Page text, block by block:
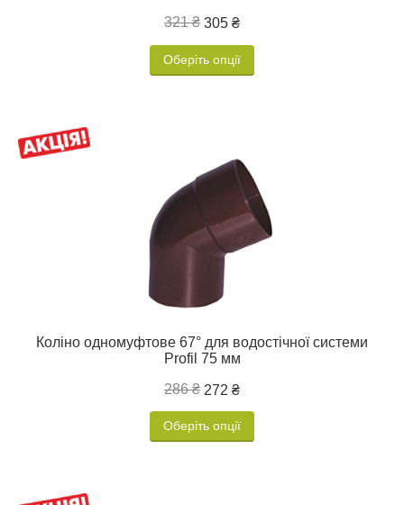
321 ₴ 305 ₴
Оберіть опції
Коліно одномуфтове 67° для водостічної системи
Profil 75 мм
286 ₴ 272 ₴
Оберіть опції